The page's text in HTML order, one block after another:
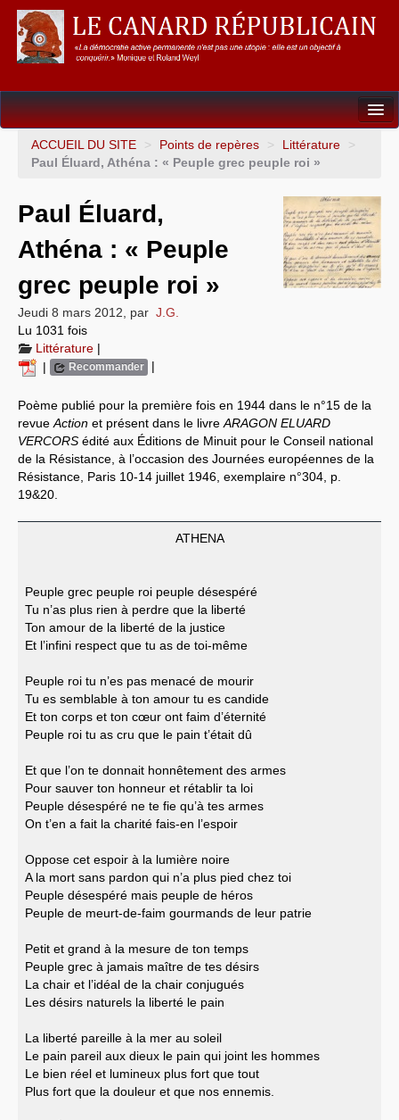
Dossiers
Points de repères
Un éléphant, ça trompe énormément !
Gouvernance mondiale & mondialisation
International
Résistances
Systèmes & société sous contrôle
Nouvelles de l’antirépublique
Crises "Covid-19 & H1N1"
ACCUEIL DU SITE > Points de repères > Littérature
>
Paul Éluard, Athéna : « Peuple grec peuple roi »
Paul Éluard,
Athéna : « Peuple
grec peuple roi »
Jeudi 8 mars 2012 par J.G.
Lu 1031 fois
Littérature |
|
Recommander |
Poème publié pour la première fois en 1944 dans le n°15 de la
revue Action et présent dans le livre ARAGON ELUARD
VERCORS édité aux Éditions de Minuit pour le Conseil national
de la Résistance, à l’occasion des Journées européennes de la
Résistance, Paris 10-14 juillet 1946, exemplaire n°304, p.
19&20.
ATHENA
Peuple grec peuple roi peuple désespéré
Tu n’as plus rien à perdre que la liberté
Ton amour de la liberté de la justice
Et l’infini respect que tu as de toi-même
Peuple roi tu n’es pas menacé de mourir
Tu es semblable à ton amour tu es candide
Et ton corps et ton cœur ont faim d’éternité
Peuple roi tu as cru que le pain t’était dû
Et que l’on te donnait honnêtement des armes
Pour sauver ton honneur et rétablir ta loi
Peuple désespéré ne te fie qu’à tes armes
On t’en a fait la charité fais-en l’espoir
Oppose cet espoir à la lumière noire
A la mort sans pardon qui n’a plus pied chez toi
Peuple désespéré mais peuple de héros
Peuple de meurt-de-faim gourmands de leur patrie
Petit et grand à la mesure de ton temps
Peuple grec à jamais maître de tes désirs
La chair et l’idéal de la chair conjugués
Les désirs naturels la liberté le pain
La liberté pareille à la mer au soleil
Le pain pareil aux dieux le pain qui joint les hommes
Le bien réel et lumineux plus fort que tout
Plus fort que la douleur et que nos ennemis.